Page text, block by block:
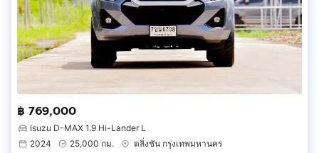
฿ 769,000
Isuzu D-MAX 1.9 Hi-Lander L
2024
25,000 กม.
ตลิ่งชัน กรุงเทพมหานคร